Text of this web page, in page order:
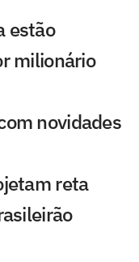
estão
milionário
novidades
reta